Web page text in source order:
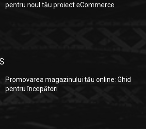
pentru noul tău proiect eCommerce
Promovarea magazinului tău online: Ghid
pentru începători